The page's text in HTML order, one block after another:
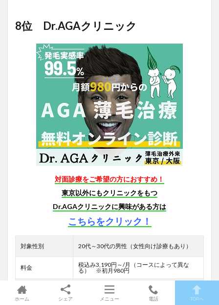
8位 Dr.AGAクリニック
対面診療をご希望の方におすすめ！
東京以外にもクリニックをもつ
Dr.AGAクリニックに興味がある方は
こちらをクリック！
対象性別 20代～30代の男性（女性向け診療もあり）
料金
税込み3,190円～/月（コースによって異な
る） ※初月980円
アクセス・診療時
間
オンライン
ホーム シェア メニュー 電話 TOPへ